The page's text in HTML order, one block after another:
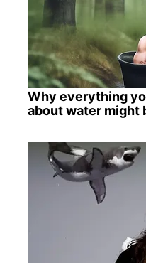
Why everything
about water might